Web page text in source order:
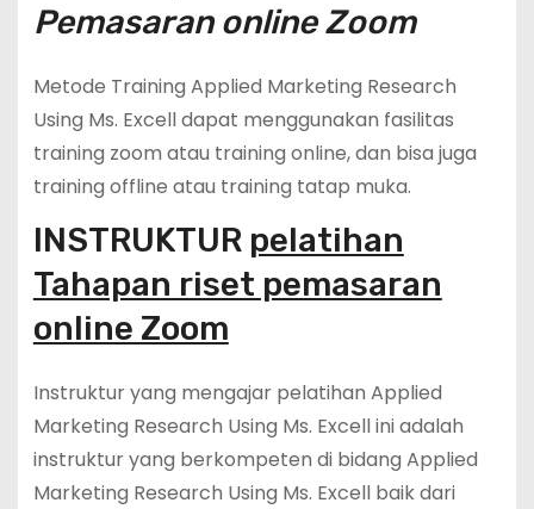
Pemasaran online Zoom
Metode Training Applied Marketing Research
Using Ms. Excell dapat menggunakan fasilitas
training zoom atau training online, dan bisa juga
training offline atau training tatap muka.
INSTRUKTUR pelatihan
Tahapan riset pemasaran
online Zoom
Instruktur yang mengajar pelatihan Applied
Marketing Research Using Ms. Excell ini adalah
instruktur yang berkompeten di bidang Applied
Marketing Research Using Ms. Excell baik dari